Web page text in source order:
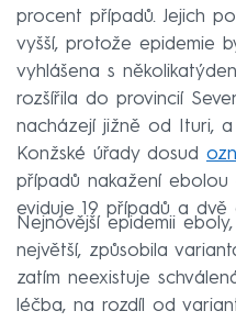
procent případů. Jejich
vyšší, protože epidemie
vyhlášena s
rozšířila do provincií
nacházejí jižně od Ituri,
Konžské úřady dosud
případů nakažení ebolou
eviduje 19 případů a dvě
Nejnovější epidemii
největší, způsobila
zatím neexistuje
léčba, na rozdíl od